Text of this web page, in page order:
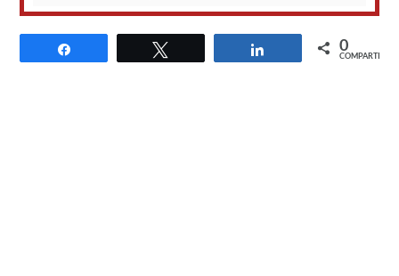
Compartir 0
COMPARTIR